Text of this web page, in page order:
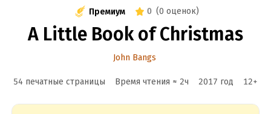
Премиум 0 (0 оценок)
A Little Book of Christmas
John Bangs
54 печатные страницы Время чтения ≈ 2ч 2017 год 12+